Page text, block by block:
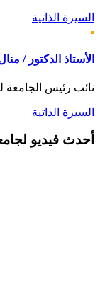
السيرة الذاتية
الأستاذ الدكتور /
نائب رئيس الجامعة
السيرة الذاتية
أحدث فيديو